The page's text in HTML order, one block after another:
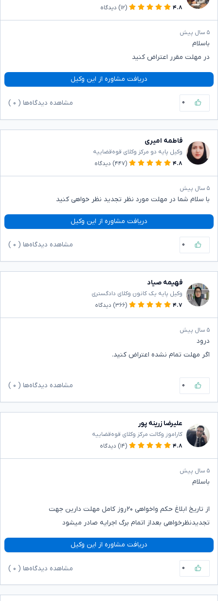
۴.۸
(۱۲) دیدگاه
۵ سال پیش
باسلام
در مهلت مقرر اعتراض کنید
دریافت مشاوره از این وکیل
۰ مشاهده دیدگاه‌ها ( ۰
فاطمه امیری
وکیل پایه دو مرکز وکلای قوه‌قضاییه
۴.۸
(۴۴۷) دیدگاه
۵ سال پیش
با سلام شما در مهلت مورد نظر تجدید نظر خواهی کنید
دریافت مشاوره از این وکیل
۰ مشاهده دیدگاه‌ها ( ۰
فهیمه صیاد
وکیل پایه یک کانون وکلای دادگستری
۴.۷
(۳۶۶) دیدگاه
۵ سال پیش
درود
اگر مهلت تمام نشده اعتراض کنید.
۰ مشاهده دیدگاه‌ها ( ۰
علیرضا زرینه پور
کاراموز وکالت مرکز وکلای قوه‌قضاییه
۴.۸
(۱۴) دیدگاه
۵ سال پیش
باسلام
از تاریخ ابلاغ حکم واخواهی ۲۰روز کامل مهلت دارین جهت
تجدیدنظرخواهی بعداز اتمام برگ اجرایه صادر میشود
دریافت مشاوره از این وکیل
۰ مشاهده دیدگاه‌ها ( ۰